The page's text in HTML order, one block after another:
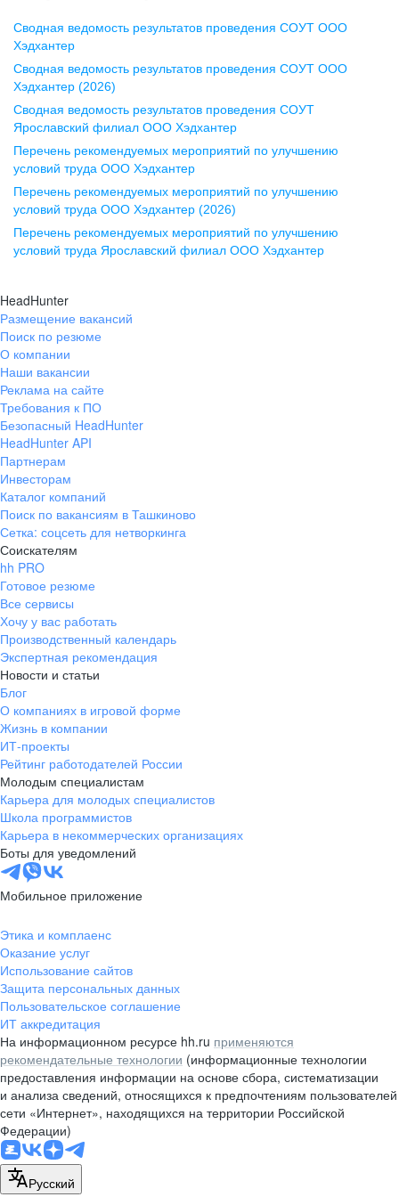
Воронеж
ул. Комиссаржевской, д. 10,
офис 1212
+7 473 280-05-05
pr@vrn.hh.ru
ул. Спартаковская, д. 2А, этаж 3,
помещение 15
+7 843 212-12-50
Екатеринбург
ул. Боевых Дружин, стр. 20,
+7 343 226-79-99
pr@ural.hh.ru
ул. Янковского, д. 169, 7 этаж,
706 каб.
+7 861 205-55-57
pr@krd.hh.ru
Владивосток
пер. Ланинский д. 4, офис 3.4
+7 423 202-33-28
pr@dv.hh.ru
Новосибирск
ул. Большевистская, д. 35,
помещение 21
+7 383 207-94-64
pr@nsk.hh.ru
Минск
пр-т Дзержинского, д. 57,
10 этаж, помещение 45-1
pr@rabota.by
Алматы
пр. Абая, д. 151, БЦ Алатау,
12 этаж, офис 1209
+7 727 232-13-13
pr@headhunter.com.kz
Сводная ведомость результатов проведения СОУТ ООО
Хэдхантер
Сводная ведомость результатов проведения СОУТ ООО
Хэдхантер (2026)
Сводная ведомость результатов проведения СОУТ
Ярославский филиал ООО Хэдхантер
Перечень рекомендуемых мероприятий по улучшению
условий труда ООО Хэдхантер
Перечень рекомендуемых мероприятий по улучшению
условий труда ООО Хэдхантер (2026)
Перечень рекомендуемых мероприятий по улучшению
условий труда Ярославский филиал ООО Хэдхантер
HeadHunter
Размещение вакансий
Поиск по резюме
О компании
Наши вакансии
Реклама на сайте
Требования к ПО
Безопасный HeadHunter
HeadHunter API
Партнерам
Инвесторам
Каталог компаний
Поиск по вакансиям в Ташкиново
Сетка: соцсеть для нетворкинга
Соискателям
hh PRO
Готовое резюме
Все сервисы
Хочу у вас работать
Производственный календарь
Экспертная рекомендация
Новости и статьи
Блог
О компаниях в игровой форме
Жизнь в компании
ИТ-проекты
Рейтинг работодателей России
Молодым специалистам
Карьера для молодых специалистов
Школа программистов
Карьера в некоммерческих организациях
Боты для уведомлений
Мобильное приложение
Этика и комплаенс
Оказание услуг
Использование сайтов
Защита персональных данных
Пользовательское соглашение
ИТ аккредитация
На информационном ресурсе hh.ru применяются
рекомендательные технологии (информационные технологии
предоставления информации на основе сбора, систематизации
и анализа сведений, относящихся к предпочтениям пользователей
сети «Интернет», находящихся на территории Российской
Федерации)
Русский